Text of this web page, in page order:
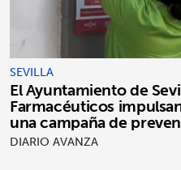
SEVILLA
El Ayuntamiento de
Farmacéuticos
una campaña de
Nilo occidental
DIARIO AVANZA